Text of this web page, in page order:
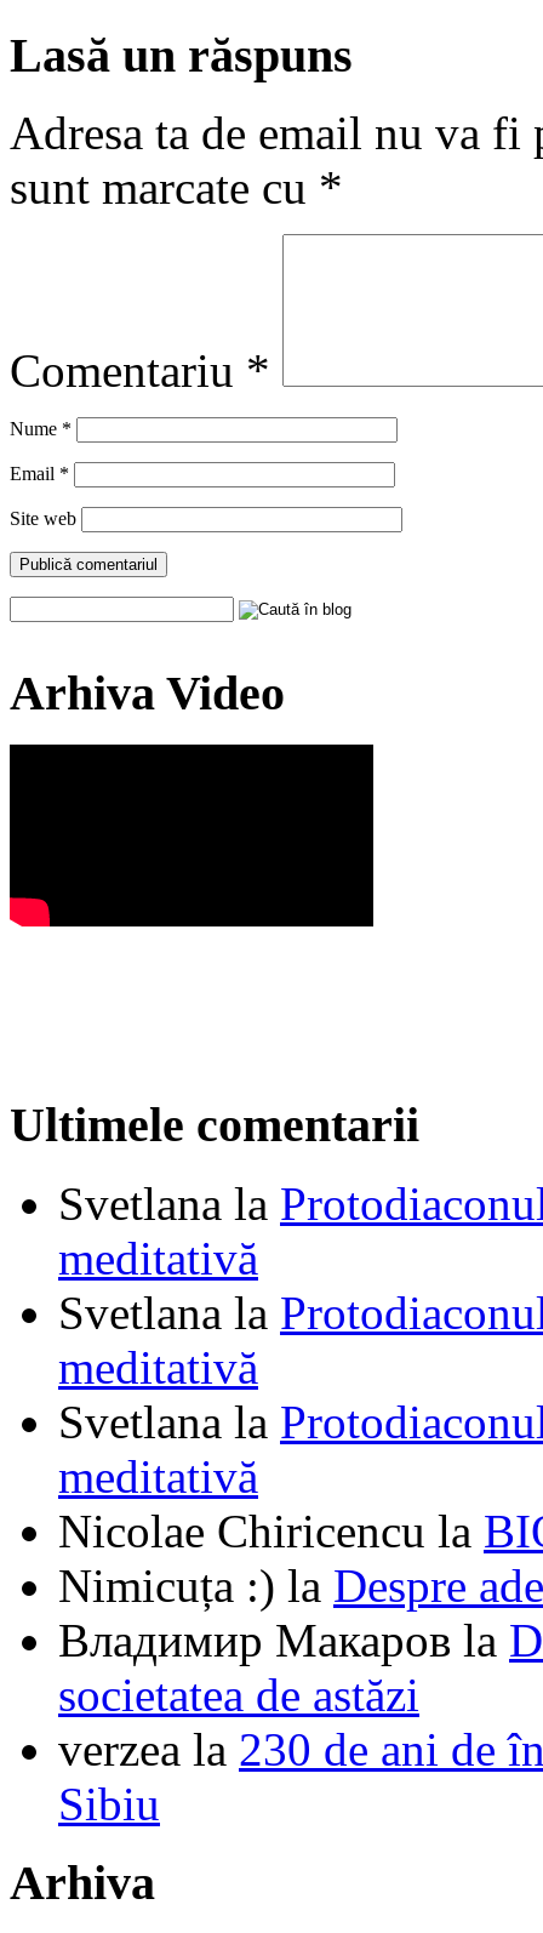
Lasă un răspuns
Adresa ta de email nu va fi
sunt marcate cu *
Comentariu *
Nume *
Email *
Site web
Arhiva Video
Ultimele comentarii
Svetlana la
meditativă
Svetlana la
meditativă
Svetlana la
meditativă
Nicolae Chiricencu la
Nimicuța :) la Despre
Владимир Макаров la
societatea de astăzi
verzea la 230 de ani de
Sibiu
Arhiva